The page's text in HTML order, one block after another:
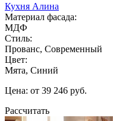
Кухня Алина
Материал фасада:
МДФ
Стиль:
Прованс, Современный
Цвет:
Мята, Синий
Цена: от 39 246 руб.
Рассчитать